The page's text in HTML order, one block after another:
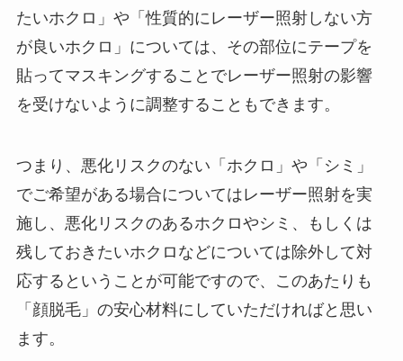
たいホクロ」や「性質的にレーザー照射しない方
が良いホクロ」については、その部位にテープを
貼ってマスキングすることでレーザー照射の影響
を受けないように調整することもできます。
つまり、悪化リスクのない「ホクロ」や「シミ」
でご希望がある場合についてはレーザー照射を実
施し、悪化リスクのあるホクロやシミ、もしくは
残しておきたいホクロなどについては除外して対
応するということが可能ですので、このあたりも
「顔脱毛」の安心材料にしていただければと思い
ます。